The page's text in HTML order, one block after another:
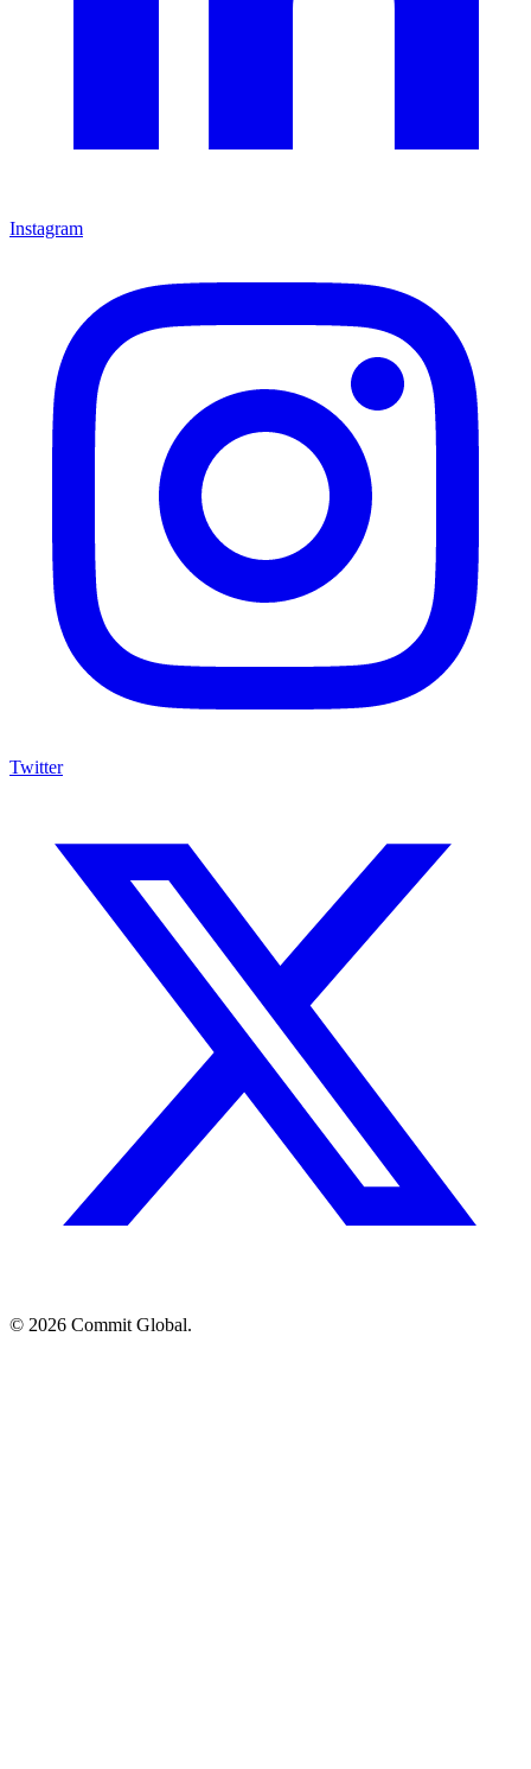
Instagram
Twitter
© 2026 Commit Global.